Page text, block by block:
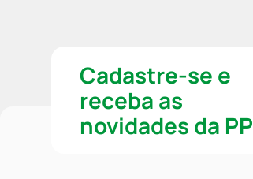
Cadastre-se e
receba as
novidades da PP